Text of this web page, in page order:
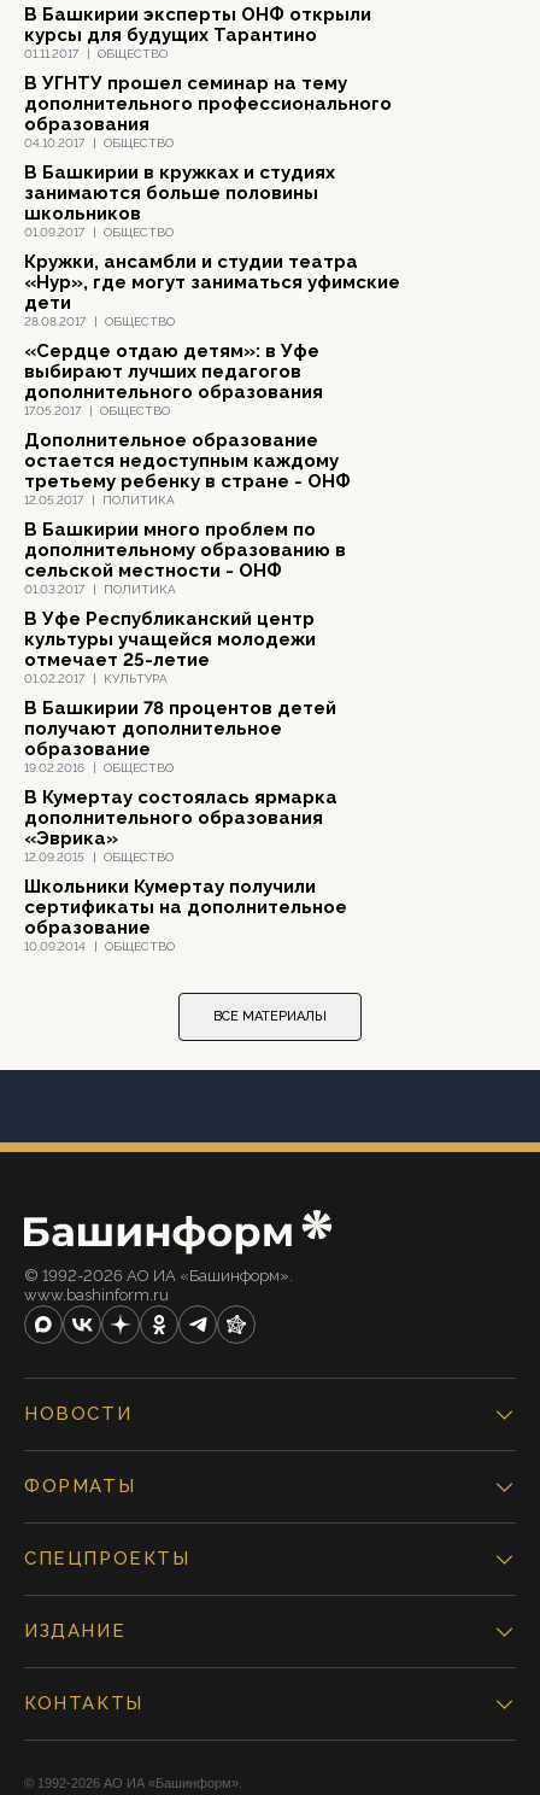
01.11.2017 | ОБЩЕСТВО
В Башкирии эксперты ОНФ открыли
курсы для будущих Тарантино
04.10.2017 | ОБЩЕСТВО
В УГНТУ прошел семинар на тему
дополнительного профессионального
образования
01.09.2017 | ОБЩЕСТВО
В Башкирии в кружках и студиях
занимаются больше половины
школьников
28.08.2017 | ОБЩЕСТВО
Кружки, ансамбли и студии театра
«Нур», где могут заниматься уфимские
дети
17.05.2017 | ОБЩЕСТВО
«Сердце отдаю детям»: в Уфе
выбирают лучших педагогов
дополнительного образования
12.05.2017 | ПОЛИТИКА
Дополнительное образование
остается недоступным каждому
третьему ребенку в стране - ОНФ
01.03.2017 | ПОЛИТИКА
В Башкирии много проблем по
дополнительному образованию в
сельской местности - ОНФ
01.02.2017 | КУЛЬТУРА
В Уфе Республиканский центр
культуры учащейся молодежи
отмечает 25-летие
19.02.2016 | ОБЩЕСТВО
В Башкирии 78 процентов детей
получают дополнительное
образование
12.09.2015 | ОБЩЕСТВО
В Кумертау состоялась ярмарка
дополнительного образования
«Эврика»
10.09.2014 | ОБЩЕСТВО
Школьники Кумертау получили
сертификаты на дополнительное
образование
ВСЕ МАТЕРИАЛЫ
© 1992-2026 АО ИА «Башинформ».
www.bashinform.ru
НОВОСТИ
ФОРМАТЫ
СПЕЦПРОЕКТЫ
ИЗДАНИЕ
КОНТАКТЫ
© 1992-2026 АО ИА «Башинформ».